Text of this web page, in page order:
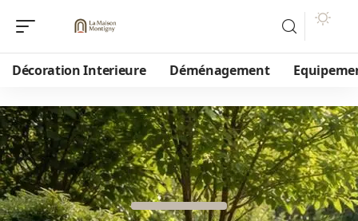
Décoration Interieure Déménagement